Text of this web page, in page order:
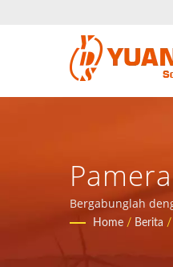
&
Bergabunglah
didirikan pada
Home / Berita /